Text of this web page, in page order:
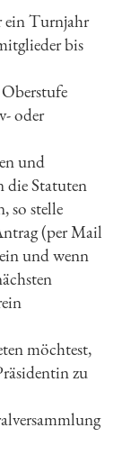
Turnjahr
bis
oder
und
die Statuten
so stelle
(per Mail
und wenn
möchtest,
zu